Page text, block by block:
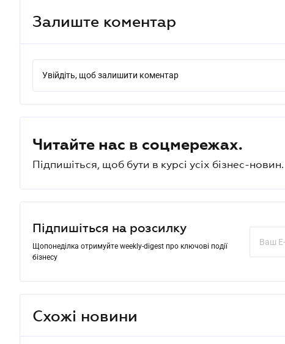
Залиште коментар
Увійдіть, щоб залишити коментар
Читайте нас в соцмережах.
Підпишіться, щоб бути в курсі усіх бізнес-новин.
Підпишіться на розсилку
Щопонеділка отримуйте weekly-digest про ключові події
бізнесу
Схожі новини